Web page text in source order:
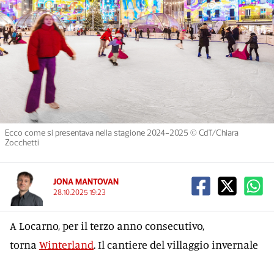
Ecco come si presentava nella stagione 2024-2025 © CdT/Chiara
Zocchetti
JONA MANTOVAN
28.10.2025 19:23
A Locarno, per il terzo anno consecutivo,
torna Winterland. Il cantiere del villaggio invernale